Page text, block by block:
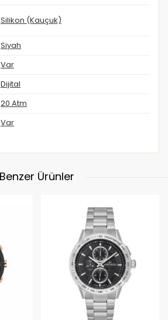
Silikon (Kauçuk)
Siyah
Var
Dijital
20 Atm
Var
Benzer Ürünler